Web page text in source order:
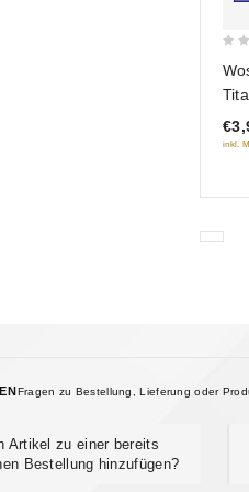
of
5
inkl.
Fragen zu Bestellung, Lieferung oder
Artikel zu einer bereits
Bestellung hinzufügen?